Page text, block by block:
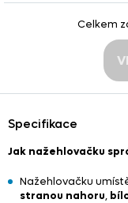
Celkem
Specifikace
Jak nažehlovačku
Nažehlovačku
stranou nahoru,